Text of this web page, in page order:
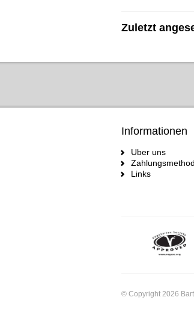
Zuletzt
Informationen
Uber uns
Links
© Copyright 2026